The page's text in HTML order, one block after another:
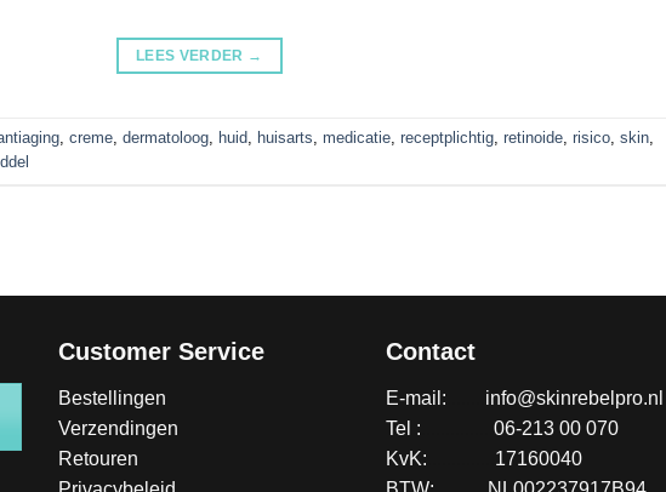
LEES VERDER →
creme dermatoloog huid huisarts medicatie receptplichtig retinoide risico skin
Customer Service
Bestellingen
Verzendingen
Retouren
Contact
E-mail:
info@skinrebelpro.nl
Tel :
06-213 00 070
KvK:
17160040